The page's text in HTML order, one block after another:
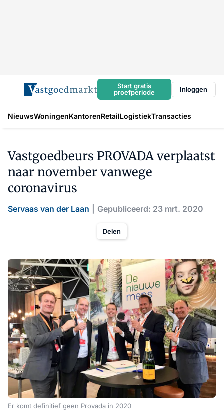
Start gratis
proefperiode
Inloggen
NieuwsWoningenKantorenRetailLogistiekTransacties
Vastgoedbeurs PROVADA verplaatst
naar november vanwege
coronavirus
Servaas van der Laan Gepubliceerd: 23 mrt. 2020
Delen
Er komt definitief geen Provada in 2020